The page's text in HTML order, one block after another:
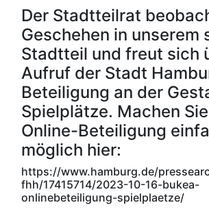
Der Stadtteilrat
Geschehen in unserem
Stadtteil und freut sich
Aufruf der Stadt
Beteiligung an der
Spielplätze. Machen
Online-Beteiligung
möglich hier:
https://www.hamburg.de/
fhh/17415714/2023-10-16-bukea-
onlinebeteiligung-spielplaetze/